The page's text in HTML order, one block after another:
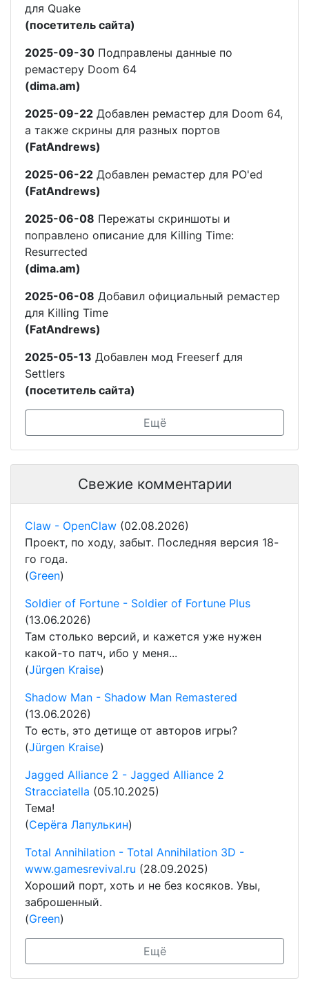
для Quake
(посетитель сайта)
2025-09-30 Подправлены данные по
ремастеру Doom 64
(dima.am)
2025-09-22 Добавлен ремастер для Doom 64,
а также скрины для разных портов
(FatAndrews)
2025-06-22 Добавлен ремастер для PO'ed
(FatAndrews)
2025-06-08 Пережаты скриншоты и
поправлено описание для Killing Time:
Resurrected
(dima.am)
2025-06-08 Добавил официальный ремастер
для Killing Time
(FatAndrews)
2025-05-13 Добавлен мод Freeserf для
Settlers
(посетитель сайта)
Ещё
Свежие комментарии
Claw - OpenClaw (02.08.2026)
Проект, по ходу, забыт. Последняя версия 18-
го года.
(Green)
Soldier of Fortune - Soldier of Fortune Plus
(13.06.2026)
Там столько версий, и кажется уже нужен
какой-то патч, ибо у меня...
(Jürgen Kraise)
Shadow Man - Shadow Man Remastered
(13.06.2026)
То есть, это детище от авторов игры?
(Jürgen Kraise)
Jagged Alliance 2 - Jagged Alliance 2
Stracciatella (05.10.2025)
Тема!
(Серёга Лапулькин)
Total Annihilation - Total Annihilation 3D -
www.gamesrevival.ru (28.09.2025)
Хороший порт, хоть и не без косяков. Увы,
заброшенный.
(Green)
Ещё